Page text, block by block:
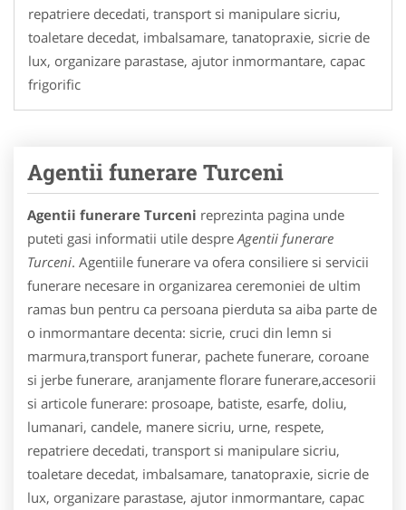
repatriere decedati, transport si manipulare sicriu,
toaletare decedat, imbalsamare, tanatopraxie, sicrie de
lux, organizare parastase, ajutor inmormantare, capac
frigorific
Agentii funerare Turceni
Agentii funerare Turceni reprezinta pagina unde
puteti gasi informatii utile despre Agentii funerare
Turceni. Agentiile funerare va ofera consiliere si servicii
funerare necesare in organizarea ceremoniei de ultim
ramas bun pentru ca persoana pierduta sa aiba parte de
o inmormantare decenta: sicrie, cruci din lemn si
marmura,transport funerar, pachete funerare, coroane
si jerbe funerare, aranjamente florare funerare,accesorii
si articole funerare: prosoape, batiste, esarfe, doliu,
lumanari, candele, manere sicriu, urne, respete,
repatriere decedati, transport si manipulare sicriu,
toaletare decedat, imbalsamare, tanatopraxie, sicrie de
lux, organizare parastase, ajutor inmormantare, capac